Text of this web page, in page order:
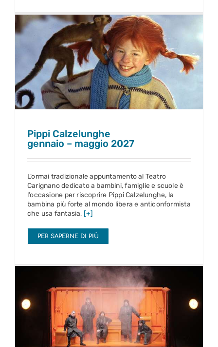
Pippi Calzelunghe
gennaio – maggio 2027
Pippi Calzelunghe
gennaio – maggio 2027
L’ormai tradizionale appuntamento al Teatro
Carignano dedicato a bambini, famiglie e scuole è
l’occasione per riscoprire Pippi Calzelunghe, la
bambina più forte al mondo libera e anticonformista
che usa fantasia, [+]
PER SAPERNE DI PIÙ
Scusate se non siamo morti in mare
12 – 17 gen 2027